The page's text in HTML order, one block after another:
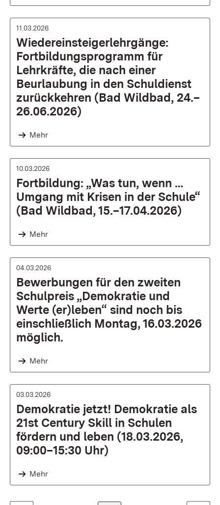
11.03.2026
Wiedereinsteigerlehrgänge:
Fortbildungsprogramm für
Lehrkräfte, die nach einer
Beurlaubung in den Schuldienst
zurückkehren (Bad Wildbad, 24.–
26.06.2026)
Mehr
10.03.2026
Fortbildung: „Was tun, wenn …
Umgang mit Krisen in der Schule“
(Bad Wildbad, 15.–17.04.2026)
Mehr
04.03.2026
Bewerbungen für den zweiten
Schulpreis „Demokratie und
Werte (er)leben“ sind noch bis
einschließlich Montag, 16.03.2026
möglich.
Mehr
03.03.2026
Demokratie jetzt! Demokratie als
21st Century Skill in Schulen
fördern und leben (18.03.2026,
09:00–15:30 Uhr)
Mehr